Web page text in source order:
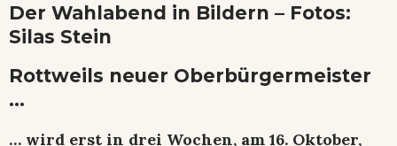
Der Wahlabend in Bildern – Fotos:
Silas Stein
Rottweils neuer Oberbürgermeister
…
… wird erst in drei Wochen, am 16. Oktober,